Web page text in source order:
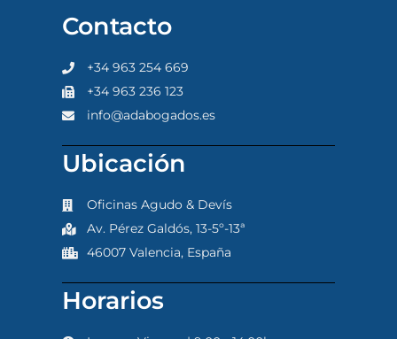
Contacto
+34 963 254 669
+34 963 236 123
info@adabogados.es
Ubicación
Oficinas Agudo & Devís
Av. Pérez Galdós, 13-5º-13ª
46007 Valencia, España
Horarios